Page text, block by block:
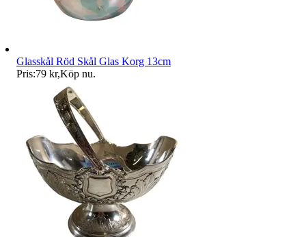
Glasskål Röd Skål Glas Korg 13cm
Pris:79 kr,Köp nu.